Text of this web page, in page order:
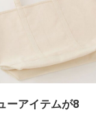
アイテムが8